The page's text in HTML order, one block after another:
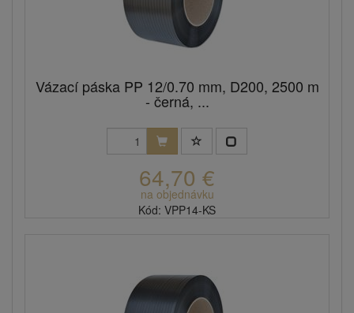
Vázací páska PP 12/0.70 mm, D200, 2500 m
- černá, ...
64,70 €
na objednávku
Kód: VPP14-KS